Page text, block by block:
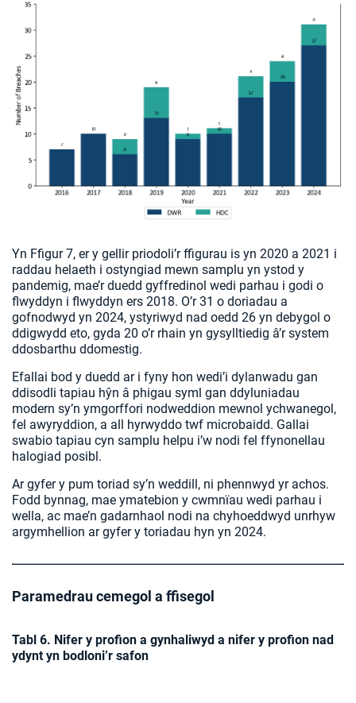
Yn Ffigur 7, er y gellir priodoli’r ffigurau is yn 2020 a 2021 i
raddau helaeth i ostyngiad mewn samplu yn ystod y
pandemig, mae’r duedd gyffredinol wedi parhau i godi o
flwyddyn i flwyddyn ers 2018. O’r 31 o doriadau a
gofnodwyd yn 2024, ystyriwyd nad oedd 26 yn debygol o
ddigwydd eto, gyda 20 o’r rhain yn gysylltiedig â’r system
ddosbarthu ddomestig.
Efallai bod y duedd ar i fyny hon wedi’i dylanwadu gan
ddisodli tapiau hŷn â phigau syml gan ddyluniadau
modern sy’n ymgorffori nodweddion mewnol ychwanegol,
fel awyryddion, a all hyrwyddo twf microbaidd. Gallai
swabio tapiau cyn samplu helpu i’w nodi fel ffynonellau
halogiad posibl.
Ar gyfer y pum toriad sy’n weddill, ni phennwyd yr achos.
Fodd bynnag, mae ymatebion y cwmnïau wedi parhau i
wella, ac mae’n gadarnhaol nodi na chyhoeddwyd unrhyw
argymhellion ar gyfer y toriadau hyn yn 2024.
Paramedrau cemegol a ffisegol
Tabl 6. Nifer y profion a gynhaliwyd a nifer y profion nad
ydynt yn bodloni’r safon